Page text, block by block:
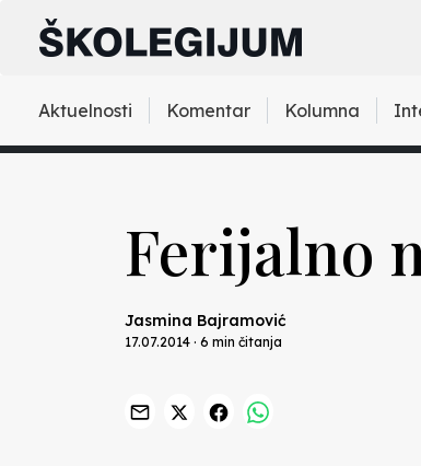
Aktuelnosti Komentar Kolumna
Ferijalno
Jasmina Bajramović
17.07.2014 · 6 min čitanja